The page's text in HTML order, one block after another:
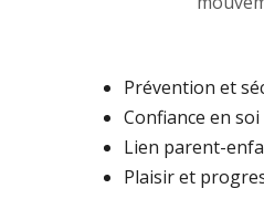
Prévention et
Confiance en soi
Lien parent-
Plaisir et